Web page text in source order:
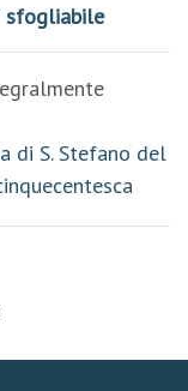
sfogliabile
di S. Stefano del